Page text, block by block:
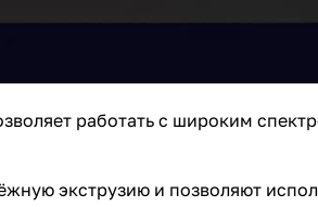
работать с широким
экструзию и позволяют